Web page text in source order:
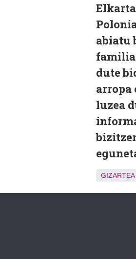
abiatu
dute
arropa
luzea
GIZARTEA